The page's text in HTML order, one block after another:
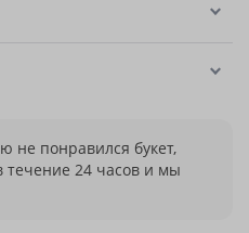
не понравился букет,
течение 24 часов и мы